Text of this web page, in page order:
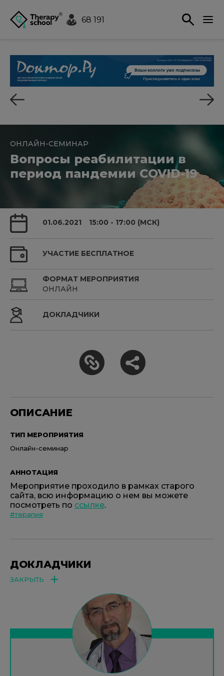
68 191
ОНЛАЙН-СЕМИНАР
Вопросы реабилитации в
период пандемии COVID-19
01.06.2021 15:00 - 17:00 (МСК)
УЧАСТИЕ БЕСПЛАТНОЕ
ФОРМАТ МЕРОПРИЯТИЯ
ОНЛАЙН
ДОКЛАДЧИКИ
ОПИСАНИЕ
ТИП МЕРОПРИЯТИЯ
Онлайн-семинар
АННОТАЦИЯ
Мероприятие проходило в рамках старого
сайта, всю информацию о нем вы можете
посмотреть по ссылке.
#терапия
ДОКЛАДЧИКИ
ЗАКРЫТЬ